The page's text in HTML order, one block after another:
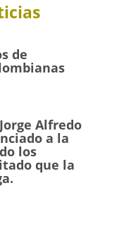
de
Alfredo
a la
los
que la